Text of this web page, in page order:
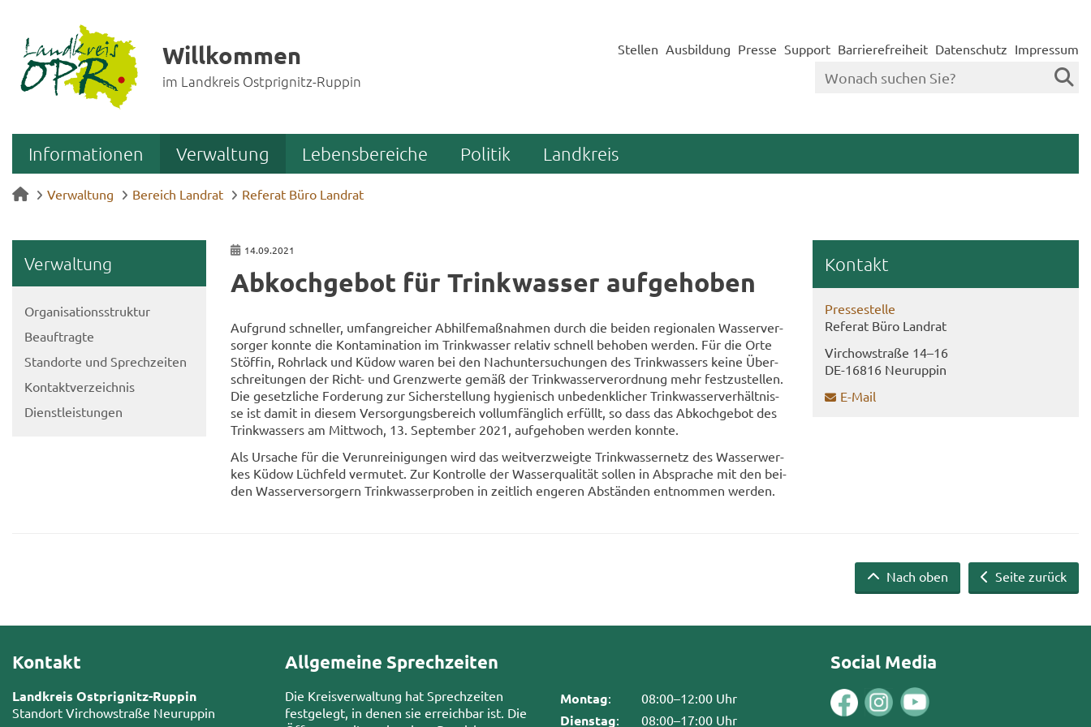
Willkommen
im Landkreis Ostprignitz-Ruppin
Stellen Ausbildung Presse Support Barrierefreiheit Datenschutz Impressum
Informationen Verwaltung Lebensbereiche Politik Landkreis
Verwaltung Bereich Landrat Referat Büro Landrat
Ver­wal­tung
Or­ga­ni­sa­ti­ons­struk­tur
Be­auf­trag­te
Stand­or­te und Sprech­zei­ten
Kon­takt­ver­zeich­nis
Dienst­leis­tun­gen
14.09.2021
Ab­koch­ge­bot für Trink­was­ser auf­ge­ho­ben
Auf­grund schnel­ler, um­fang­rei­cher Ab­hil­fe­maß­nah­men durch die bei­den re­gio­na­len Was­ser­ver­
sor­ger konn­te die Kon­ta­mi­na­ti­on im Trink­was­ser re­la­tiv schnell be­ho­ben wer­den. Für die Orte
Stöf­fin, Rohr­lack und Küdow waren bei den Nach­un­ter­su­chun­gen des Trink­was­sers keine Über­
schrei­tun­gen der Richt-​ und Grenz­wer­te gemäß der Trink­was­ser­ver­ord­nung mehr fest­zu­stel­len.
Die ge­setz­li­che For­de­rung zur Si­cher­stel­lung hy­gie­nisch un­be­denk­li­cher Trink­was­ser­ver­hält­nis­
se ist damit in die­sem Ver­sor­gungs­be­reich voll­um­fäng­lich er­füllt, so dass das Ab­koch­ge­bot des
Trink­was­sers am Mitt­woch, 13. Sep­tem­ber 2021, auf­ge­ho­ben wer­den konn­te.
Als Ur­sa­che für die Ver­un­rei­ni­gun­gen wird das weit­ver­zweig­te Trink­was­ser­netz des Was­ser­wer­
kes Küdow Lüch­feld ver­mu­tet. Zur Kon­trol­le der Was­ser­qua­li­tät sol­len in Ab­spra­che mit den bei­
den Was­ser­ver­sor­gern Trink­was­ser­pro­ben in zeit­lich en­ge­ren Ab­stän­den ent­nom­men wer­den.
Kon­takt
Pres­se­stel­le
Re­fe­rat Büro Land­rat
Virch­ow­stra­ße 14–16
DE-​16816 Neu­rup­pin
E-​Mail
Seite zurück
Nach oben
Kontakt
Landkreis Ostprignitz-Ruppin
Standort Virchowstraße Neuruppin
Allgemeine Sprechzeiten
Die Kreisverwaltung hat Sprechzeiten
festgelegt, in denen sie erreichbar ist. Die
Montag: 08:00–12:00 Uhr
Dienstag: 08:00–17:00 Uhr
Social Media